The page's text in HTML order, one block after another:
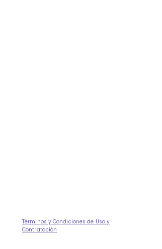
Términos y Condiciones de Uso y
Contratación